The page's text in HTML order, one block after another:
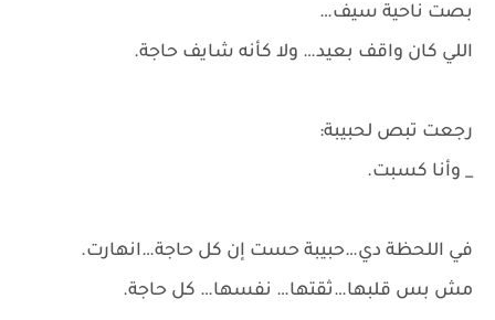
بصت ناحية سيف…
اللي كان واقف بعيد… ولا كأنه شايف حاجة.
رجعت تبص لحبيبة:
_ وأنا كسبت.
في اللحظة دي…حبيبة حست إن كل حاجة…انهارت.
مش بس قلبها…ثقتها… نفسها… كل حاجة.